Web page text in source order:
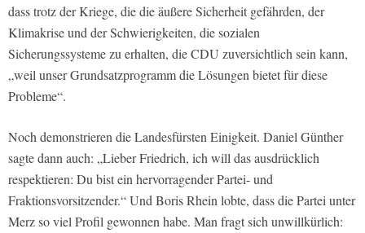
dass trotz der Kriege, die die äußere Sicherheit gefährden, der
Klimakrise und der Schwierigkeiten, die sozialen
Sicherungssysteme zu erhalten, die CDU zuversichtlich sein kann,
„weil unser Grundsatzprogramm die Lösungen bietet für diese
Probleme“.
Noch demonstrieren die Landesfürsten Einigkeit. Daniel Günther
sagte dann auch: „Lieber Friedrich, ich will das ausdrücklich
respektieren: Du bist ein hervorragender Partei- und
Fraktionsvorsitzender.“ Und Boris Rhein lobte, dass die Partei unter
Merz so viel Profil gewonnen habe. Man fragt sich unwillkürlich: